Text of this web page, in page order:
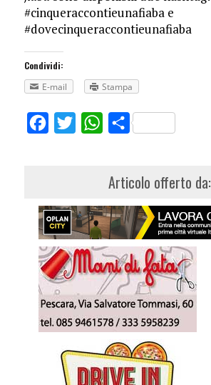
#cinqueraccontieunafiaba e
#dovecinqueraccontieunafiaba
Condividi:
E-mail
Stampa
FacebookTwitterWhatsApp
Share
Articolo offerto da: